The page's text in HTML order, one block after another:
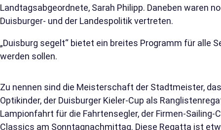
Landtagsabgeordnete, Sarah Philipp. Daneben waren
Duisburger- und der Landespolitik vertreten.
„Duisburg segelt“ bietet ein breites Programm für alle
werden sollen.
Zu nennen sind die Meisterschaft der Stadtmeister,
Optikinder, der Duisburger Kieler-Cup als
Lampionfahrt für die Fahrtensegler, der Firmen-Sailing-
Classics am Sonntagnachmittag. Diese Regatta ist